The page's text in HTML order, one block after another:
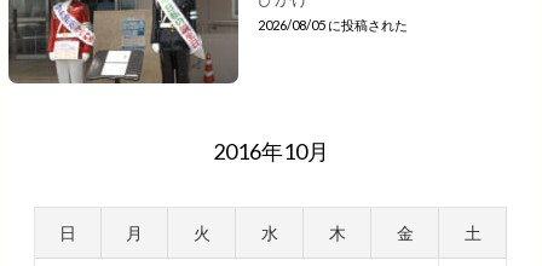
2026/08/05 に投稿された
2016年10月
日 月 火 水 木 金 土